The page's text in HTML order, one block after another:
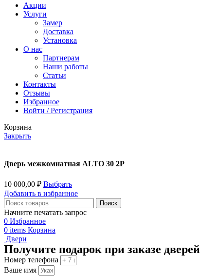
Акции
Услуги
Замер
Доставка
Установка
О нас
Партнерам
Наши работы
Статьи
Контакты
Отзывы
Избранное
Войти / Регистрация
Корзина
Закрыть
Дверь межкомнатная ALTO 30 2P
10 000,00 ₽ Выбрать
Добавить в избранное
Поиск
Начните печатать запрос
0 Избранное
0 items Корзина
Двери
Получите подарок при заказе дверей
Номер телефона
Ваше имя